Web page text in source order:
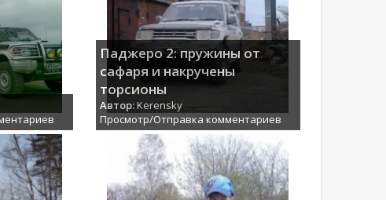
Паджеро 2: пружины от
сафаря и накручены
торсионы
Автор:Kerensky
Просмотр/Отправка комментариев